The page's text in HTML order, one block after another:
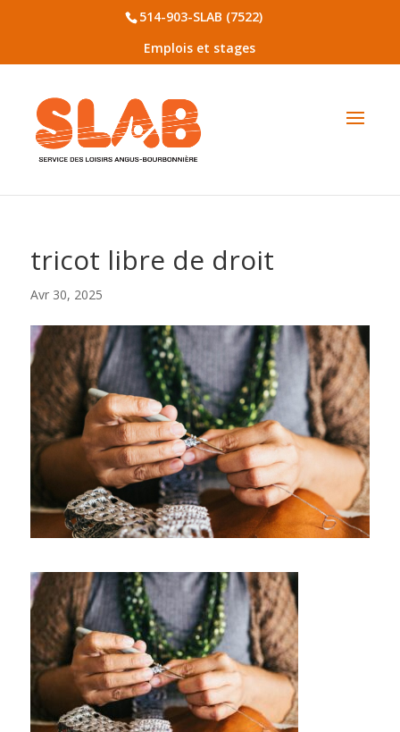
514-903-SLAB (7522)
Emplois et stages
tricot libre de droit
Avr 30, 2025